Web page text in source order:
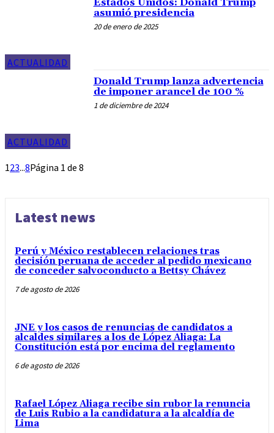
ACTUALIDAD
asumió presidencia
20 de enero de 2025
ACTUALIDAD
Donald Trump lanza advertencia
de imponer arancel de 100 %
1 de diciembre de 2024
123...8Página 1 de 8
Latest news
Perú y México restablecen relaciones tras
decisión peruana de acceder al pedido mexicano
de conceder salvoconducto a Bettsy Chávez
7 de agosto de 2026
JNE y los casos de renuncias de candidatos a
alcaldes similares a los de López Aliaga: La
Constitución está por encima del reglamento
6 de agosto de 2026
Rafael López Aliaga recibe sin rubor la renuncia
de Luis Rubio a la candidatura a la alcaldía de
Lima